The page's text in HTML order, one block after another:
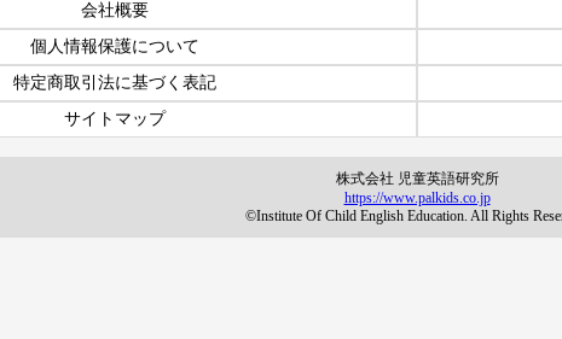
会社概要
個人情報保護について
特定商取引法に基づく表記
サイトマップ
株式会社 児童英語研究所
https://www.palkids.co.jp
©Institute Of Child English Education. All Rights